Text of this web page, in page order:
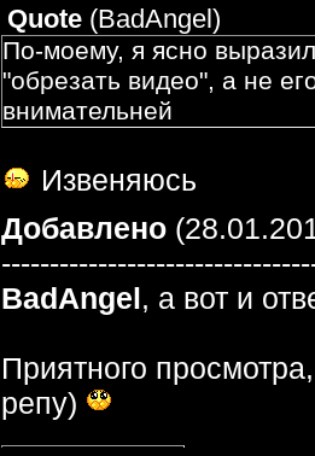
Quote(BadAngel)
По-моему, я ясно
"обрезать видео", а не
внимательней
Извеняюсь
Добавлено
BadAngel, а вот и
Приятного
репу)